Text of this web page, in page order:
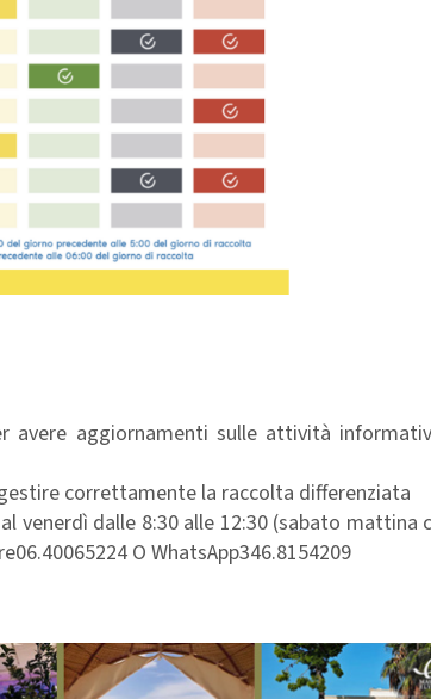
avere aggiornamenti sulle attività
gestire correttamente la raccolta differenziata
venerdì dalle 8:30 alle 12:30 (sabato mattina
O WhatsApp346.8154209